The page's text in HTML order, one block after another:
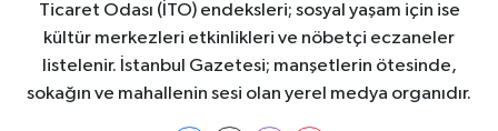
Ticaret Odası (İTO) endeksleri; sosyal yaşam için ise
kültür merkezleri etkinlikleri ve nöbetçi eczaneler
listelenir. İstanbul Gazetesi; manşetlerin ötesinde,
sokağın ve mahallenin sesi olan yerel medya organıdır.